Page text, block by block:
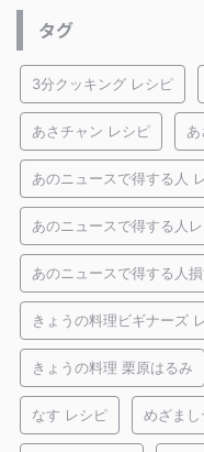
タグ
3分クッキング レシピ
あさチャン レシピ
あのニュースで得する人
あのニュースで得する人
あのニュースで得する人
きょうの料理ビギナーズ
きょうの料理 栗原はるみ
なす レシピ めざま